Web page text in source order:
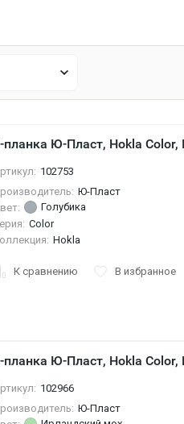
планка Ю-Пласт, Hokla Color,
102753
Ю-Пласт
Голубика
Color
Hokla
К сравнению В избранное
планка Ю-Пласт, Hokla
102966
Ю-Пласт